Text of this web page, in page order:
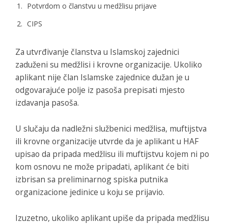
Potvrdom o članstvu u medžlisu prijave
CIPS
Za utvrđivanje članstva u Islamskoj zajednici
zaduženi su medžlisi i krovne organizacije. Ukoliko
aplikant nije član Islamske zajednice dužan je u
odgovarajuće polje iz pasoša prepisati mjesto
izdavanja pasoša.
U slučaju da nadležni službenici medžlisa, muftijstva
ili krovne organizacije utvrde da je aplikant u HAF
upisao da pripada medžlisu ili muftijstvu kojem ni po
kom osnovu ne može pripadati, aplikant će biti
izbrisan sa preliminarnog spiska putnika
organizacione jedinice u koju se prijavio.
Izuzetno, ukoliko aplikant upiše da pripada medžlisu